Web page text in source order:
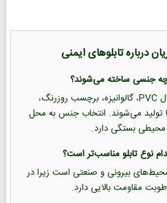
درباره تابلوهای ایمنی
تابلوهای ایمنی معمولاً از متریال PVC، گالوانیزه، برچسب روزرنگ،
می‌شوند. انتخاب جنس به محل
بستگی دارد.
محیط‌های بیرونی و صنعتی است زیرا در
مقاومت بالایی دارد.